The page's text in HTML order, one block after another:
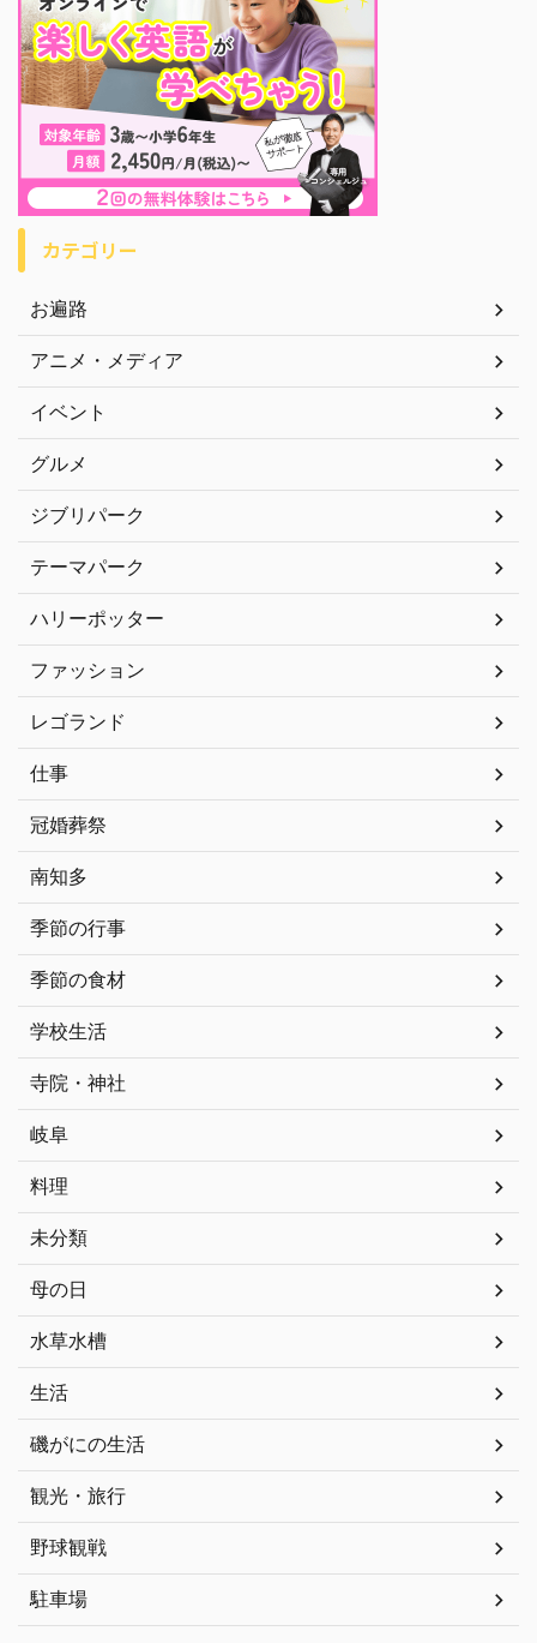
カテゴリー
お遍路
アニメ・メディア
イベント
グルメ
ジブリパーク
テーマパーク
ハリーポッター
ファッション
レゴランド
仕事
冠婚葬祭
南知多
季節の行事
季節の食材
学校生活
寺院・神社
岐阜
料理
未分類
母の日
水草水槽
生活
磯がにの生活
観光・旅行
野球観戦
駐車場